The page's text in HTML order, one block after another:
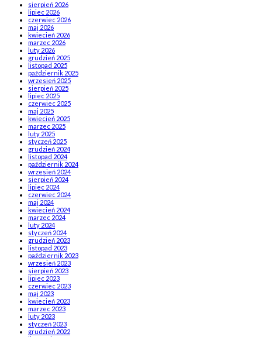
sierpień 2026
lipiec 2026
czerwiec 2026
maj 2026
kwiecień 2026
marzec 2026
luty 2026
grudzień 2025
listopad 2025
październik 2025
wrzesień 2025
sierpień 2025
lipiec 2025
czerwiec 2025
maj 2025
kwiecień 2025
marzec 2025
luty 2025
styczeń 2025
grudzień 2024
listopad 2024
październik 2024
wrzesień 2024
sierpień 2024
lipiec 2024
czerwiec 2024
maj 2024
kwiecień 2024
marzec 2024
luty 2024
styczeń 2024
grudzień 2023
listopad 2023
październik 2023
wrzesień 2023
sierpień 2023
lipiec 2023
czerwiec 2023
maj 2023
kwiecień 2023
marzec 2023
luty 2023
styczeń 2023
grudzień 2022